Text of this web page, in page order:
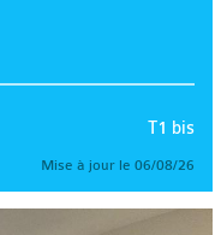
T1 bis
Mise à jour le 06/08/26